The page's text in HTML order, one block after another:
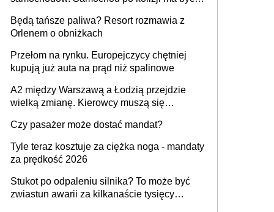
technologią producenta
Będą tańsze paliwa? Resort rozmawia z
Orlenem o obniżkach
Przełom na rynku. Europejczycy chętniej
kupują już auta na prąd niż spalinowe
A2 między Warszawą a Łodzią przejdzie
wielką zmianę. Kierowcy muszą się
Czy pasażer może dostać mandat?
Tyle teraz kosztuje za ciężka noga - mandaty
za prędkość 2026
Stukot po odpaleniu silnika? To może być
zwiastun awarii za kilkanaście tysięcy